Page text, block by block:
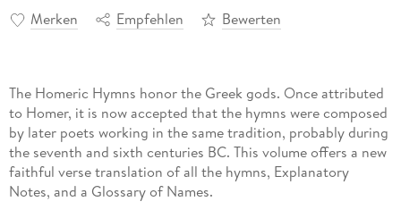
Merken Empfehlen Bewerten
The Homeric Hymns honor the Greek gods. Once attributed
to Homer, it is now accepted that the hymns were composed
by later poets working in the same tradition, probably during
the seventh and sixth centuries BC. This volume offers a new
faithful verse translation of all the hymns, Explanatory
Notes, and a Glossary of Names.